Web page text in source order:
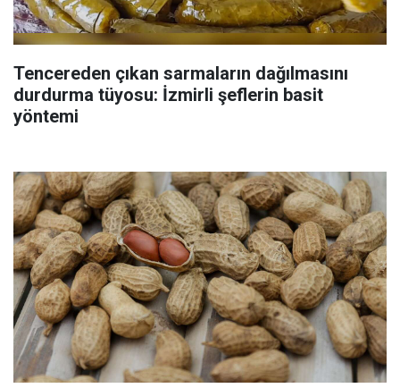
Tencereden çıkan sarmaların dağılmasını
durdurma tüyosu: İzmirli şeflerin basit
yöntemi